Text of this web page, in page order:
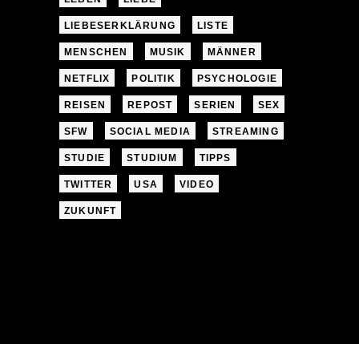
LIEBESERKLÄRUNG LISTE
MENSCHEN MUSIK MÄNNER
NETFLIX POLITIK PSYCHOLOGIE
REISEN REPOST SERIEN SEX
SFW SOCIAL MEDIA STREAMING
STUDIE STUDIUM TIPPS
TWITTER USA VIDEO
ZUKUNFT